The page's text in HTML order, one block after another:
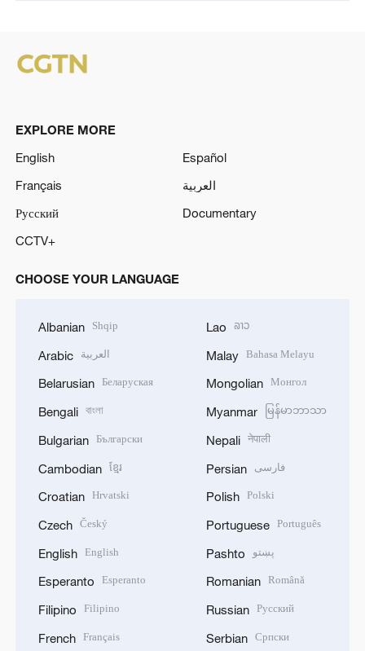
EXPLORE MORE
English
Español
Français
العربية
Русский
Documentary
CCTV+
CHOOSE YOUR LANGUAGE
Albanian Shqip
Arabic العربية
Belarusian Беларуская
Bengali বাংলা
Bulgarian Български
Cambodian ខ្មែរ
Croatian Hrvatski
Czech Český
English English
Esperanto Esperanto
Filipino Filipino
French Français
Lao ລາວ
Malay Bahasa Melayu
Mongolian Монгол
Myanmar မြန်မာဘာသာ
Nepali नेपाली
Persian فارسی
Polish Polski
Portuguese Português
Pashto پښتو
Romanian Română
Russian Русский
Serbian Српски